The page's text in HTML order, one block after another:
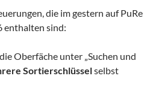
die im gestern auf PuRe
enthalten sind:
Oberfäche unter „Suchen und
Sortierschlüsselselbst